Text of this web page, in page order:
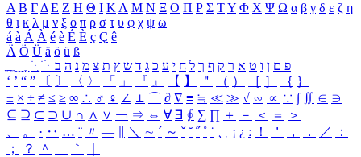
Α Β ΓΔ Ε Ζ Η Θ Ι ΚΛ Μ Ν Ξ Ο Π Ρ Σ ΤΥ Φ Χ Ψ Ω α β γ δ ε ζ η
θ ι κ λ μ ν ξ ο π ρ σ τ υ φ χ ψ ω
á à Á À é è É È ç Ç ê
Ä Ö Ü ä ö ü ß
ִֶֹ ֻּ ׁׂ פ ם ן ו ט א ר ק ף ך ל ח י ע כ ג ד ש ץ ת צ מ נ ה ב
‘ ’ “ ” 〔 〕 〈 〉 「 」 『 』 【 】 ＂ （ ） ［ ］ ｛ ｝
± × ÷ ≠ ≤ ≥ ∞ ∴ ♂ ♀ ∠ ⊥ ⌒ ∂ ∇ ≡ ≒ ≪ ≫ √ ∽ ∝ ∵ ∫ ∬ ∈ ∋
⊆ ⊇ ⊂ ⊃ ∪ ∩ ∧ ∨ ￢ ⇒ ⇔ ∀ ∃ ∮ ∑ ∏ ＋ － ＜ ＝
＞
、
。 · ‥ … ¨ 〃 ― ＼ ∼ ´ ～ ˇ ˘ ˝ ˚ ˙ ¸ ¡ ¿ ː ！ ＇ ， ． ／
：
；
？ ＾ ｀